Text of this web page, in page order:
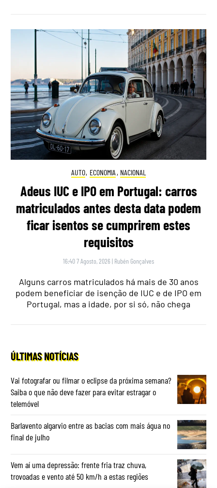
AUTO, ECONOMIA , NACIONAL
Adeus IUC e IPO em Portugal: carros
matriculados antes desta data podem
ficar isentos se cumprirem estes
requisitos
16:40 7 Agosto, 2026 | Rubén Gonçalves
Alguns carros matriculados há mais de 30 anos
podem beneficiar de isenção de IUC e de IPO em
Portugal, mas a idade, por si só, não chega
ÚLTIMAS NOTÍCIAS
Vai fotografar ou filmar o eclipse da próxima semana?
Saiba o que não deve fazer para evitar estragar o
telemóvel
Barlavento algarvio entre as bacias com mais água no
final de julho
Vem aí uma depressão: frente fria traz chuva,
trovoadas e vento até 50 km/h a estas regiões